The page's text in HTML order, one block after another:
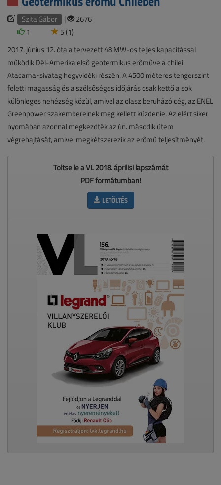
Szita Gábor |
2676
1
5 (1)
2017. június 12. óta a tervezett 48 MW-os teljes kapacitással
működik Dél-Amerika első geotermikus erőműve a chilei
Atacama-sivatag hegyvidéki részén. A 4500 méteres tengerszint
feletti magasság és a szélsőséges időjárás csak kettő a sok
különleges nehézség közül, amivel az olasz beruházó cég, az ENEL
Greenpower szakembereinek meg kellett küzdenie. Az elért siker
nyomában azonnal megkezdték az ún. második ütem
végrehajtását, amivel megkétszerezik az erőmű teljesítményét.
Töltse le a VL 2018. áprilisi lapszámát
PDF formátumban!
LETÖLTÉS